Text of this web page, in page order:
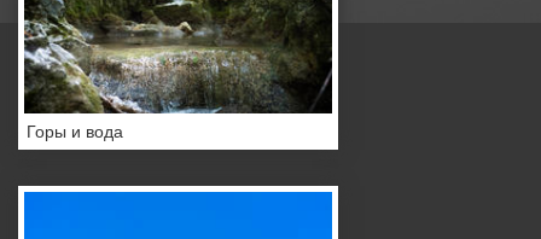
Горы и вода